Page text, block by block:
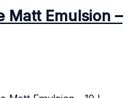
Matt Emulsion –